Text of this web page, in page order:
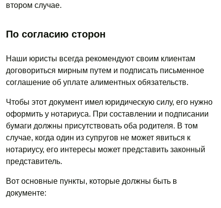
втором случае.
По согласию сторон
Наши юристы всегда рекомендуют своим клиентам
договориться мирным путем и подписать письменное
соглашение об уплате алиментных обязательств.
Чтобы этот документ имел юридическую силу, его нужно
оформить у нотариуса. При составлении и подписании
бумаги должны присутствовать оба родителя. В том
случае, когда один из супругов не может явиться к
нотариусу, его интересы может представить законный
представитель.
Вот основные пункты, которые должны быть в
документе: